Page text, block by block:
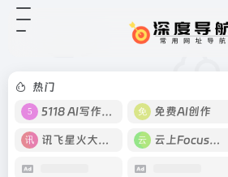
热门
5118 AI写作工具
免费AI创作
讯飞星火大模型 云上Focus接码
让你无需专业技能，轻松生成大量高
质量图片